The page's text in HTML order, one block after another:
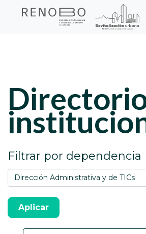
Sitio WebDirectorio de
directorio
Filtrar por dependencia